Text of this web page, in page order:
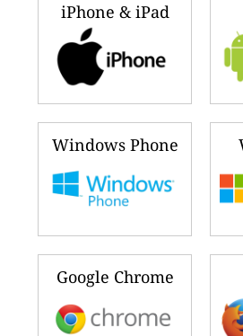
iPhone & iPad
Windows Phone
Google Chrome